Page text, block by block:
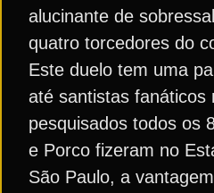
alucinante de
quatro torcedores do
Este duelo tem uma
até santistas fanáticos
pesquisados todos os
e Porco fizeram no
São Paulo, a